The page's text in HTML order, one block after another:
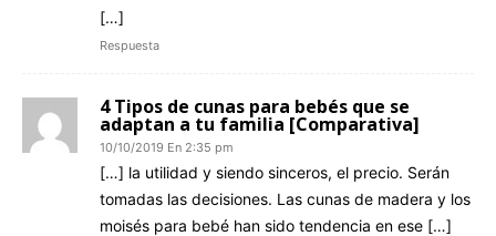
[…]
Respuesta
4 Tipos de cunas para bebés que se
adaptan a tu familia [Comparativa]
10/10/2019 En 2:35 pm
[…] la utilidad y siendo sinceros, el precio. Serán
tomadas las decisiones. Las cunas de madera y los
moisés para bebé han sido tendencia en ese […]